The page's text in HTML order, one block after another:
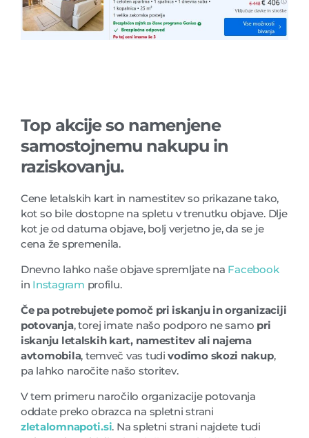
Top akcije so namenjene
samostojnemu nakupu in
raziskovanju.
Cene letalskih kart in namestitev so prikazane tako,
kot so bile dostopne na spletu v trenutku objave. Dlje
kot je od datuma objave, bolj verjetno je, da se je
cena že spremenila.
Dnevno lahko naše objave spremljate na Facebook
in Instagram profilu.
Če pa potrebujete pomoč pri iskanju in organizaciji
potovanja, torej imate našo podporo ne samo pri
iskanju letalskih kart, namestitev ali najema
avtomobila, temveč vas tudivodimo skozi nakup,
pa lahko naročite našo storitev.
V tem primeru naročilo organizacije potovanja
oddate preko obrazca na spletni strani
zletalomnapoti.si. Na spletni strani najdete tudi